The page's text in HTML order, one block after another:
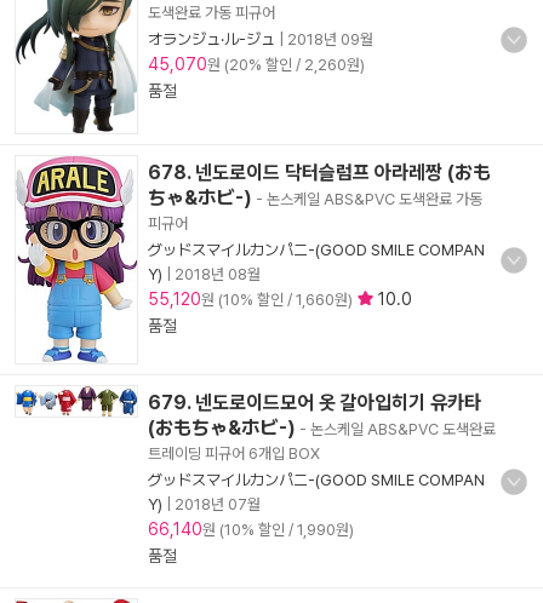
도색완료 가동 피규어
オランジュ·ル-ジュ
2018년 09월
45,070원 (20% 할인 / 2,260원)
품절
678. 넨도로이드 닥터슬럼프 아라레짱 (おも
ちゃ&ホビ-) - 논스케일 ABS&PVC 도색완료 가동
피규어
グッドスマイルカンパニ-(GOOD SMILE COMPAN
Y)
2018년 08월
55,120원 (10% 할인 / 1,660원)
10.0
품절
679. 넨도로이드모어 옷 갈아입히기 유카타
(おもちゃ&ホビ-) - 논스케일 ABS&PVC 도색완료
트레이딩 피규어 6개입 BOX
グッドスマイルカンパニ-(GOOD SMILE COMPAN
Y)
2018년 07월
66,140원 (10% 할인 / 1,990원)
품절